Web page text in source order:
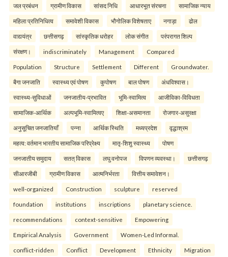
जल प्रबंधन ग्रामीण विकास सांसद निधि आधारभूत संरचना सामाजिक न्याय
महिला प्रतिनिधित्व समावेशी विकास भौगोलिक विशेषताए नगाड़ा ढोल
वाद्ययंत्र छत्तीसगढ़ सांस्कृतिक धरोहर लोक संगीत परंपरागत शिल्प
संरक्षण। indiscriminately Management Compared
Population Structure Settlement Different Groundwater.
बैगा जनजाति स्वास्थ्य एवं पोषण कुपोषण बाल पोषण अंधविश्वास।
स्वास्थ्य-सुविधाओं जनजातीय-प्रभावित भूमि-स्वामित्व आजीविका-विविधता
सामाजिक-आर्थिक अल्पभूमि-स्वामित्वए शिक्षा-असमानता रोजगार-असुरक्षा
अनुसूचित जनजातियाँ पन्ना आर्थिक स्थिति मध्यप्रदेश वृद्धाश्रम
महत्व: वर्तमान भारतीय सामाजिक परिप्रेक्ष्य मातृ-शिशु स्वास्थ्य पोषण
जनजातीय समुदाय सतत् विकास लघु वनोपज विपणन व्यवस्था। छत्तीसगढ़
सीआरजीबी ग्रामीण विकास आत्मनिर्भरता वित्तीय समावेशन।
well-organized Construction sculpture reserved
foundation institutions inscriptions planetary science.
recommendations context-sensitive Empowering
Empirical Analysis Government Women-Led Informal.
conflict-ridden Conflict Development Ethnicity Migration